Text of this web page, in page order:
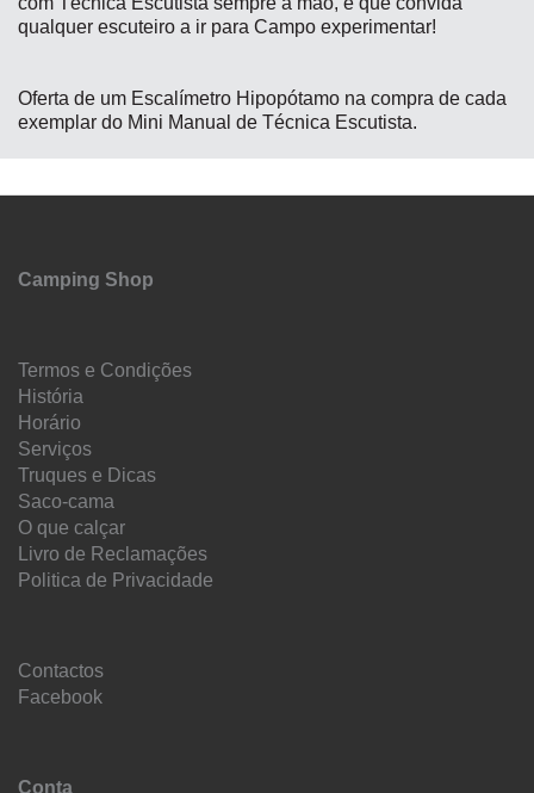
qualquer escuteiro a ir para Campo experimentar!
Oferta de um Escalímetro Hipopótamo na compra de cada
exemplar do Mini Manual de Técnica Escutista.
Camping Shop
Termos e Condições
História
Horário
Serviços
Truques e Dicas
Saco-cama
O que calçar
Livro de Reclamações
Politica de Privacidade
Contactos
Facebook
Conta